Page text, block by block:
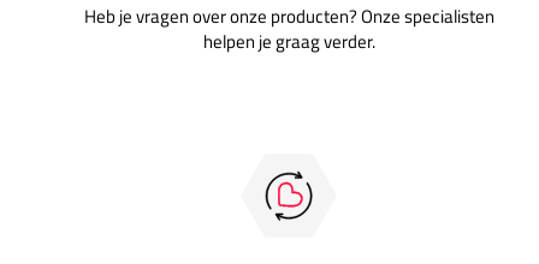
Heb je vragen over onze producten? Onze specialisten
helpen je graag verder.